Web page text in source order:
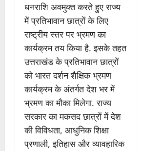
धनराशि अवमुक्त करते हुए राज्य
में प्रतिभावान छात्रों के लिए
राष्ट्रीय स्तर पर भ्रमण का
कार्यक्रम तय किया है. इसके तहत
उत्तराखंड के प्रतिभावान छात्रों
को भारत दर्शन शैक्षिक भ्रमण
कार्यक्रम के अंतर्गत देश भर में
भ्रमण का मौका मिलेगा. राज्य
सरकार का मकसद छात्रों में देश
की विविधता, आधुनिक शिक्षा
प्रणाली, इतिहास और व्यावहारिक